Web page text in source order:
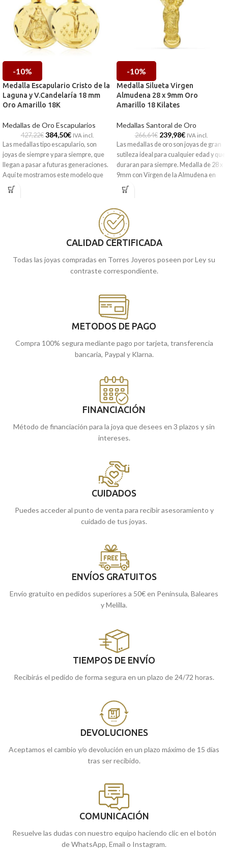
-10%
Medalla Escapulario Cristo de la
Laguna y V.Candelaría 18 mm
Oro Amarillo 18K
Medallas de Oro Escapularios
427,22€ 384,50€ IVA incl.
Las medallas tipo escapulario, son
joyas de siempre y para siempre, que
llegan a pasar a futuras generaciones.
Aquí te mostramos este modelo que
combina el
Virgen Candelaria
en nuestras tiendas de
Málaga, o cómprala online y te la
-10%
Medalla Silueta Virgen
Almudena 28 x 9mm Oro
Amarillo 18 Kilates
Medallas Santoral de Oro
266,64€ 239,98€ IVA incl.
Las medallas de oro son joyas de gran
sutileza ideal para cualquier edad y que
duraran para siempre. Medalla de 28 x
9mm con Virgen de la Almudena en
Oro Amarillo de 18 kilates y precioso
forma en silueta.
Recógela
Málaga
llevamos a casa.
CALIDAD CERTIFICADA
Todas las joyas compradas en Torres Joyeros poseen por Ley su
contraste correspondiente.
METODOS DE PAGO
Compra 100% segura mediante pago por tarjeta, transferencia
bancaria, Paypal y Klarna.
FINANCIACIÓN
Método de financiación para la joya que desees en 3 plazos y sin
intereses.
CUIDADOS
Puedes acceder al punto de venta para recibir asesoramiento y
cuidado de tus joyas.
ENVÍOS GRATUITOS
Envío gratuito en pedidos superiores a 50€ en Península, Baleares
y Melilla.
TIEMPOS DE ENVÍO
Recibirás el pedido de forma segura en un plazo de 24/72 horas.
DEVOLUCIONES
Aceptamos el cambio y/o devolución en un plazo máximo de 15 días
tras ser recibido.
COMUNICACIÓN
Resuelve las dudas con nuestro equipo haciendo clic en el botón
de WhatsApp, Email o Instagram.